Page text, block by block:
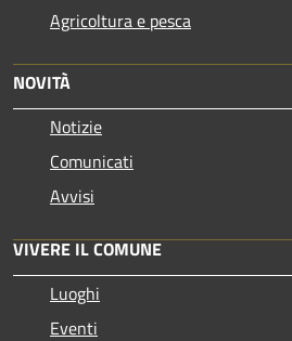
Agricoltura e pesca
NOVITÀ
Notizie
Comunicati
Avvisi
VIVERE IL COMUNE
Luoghi
Eventi